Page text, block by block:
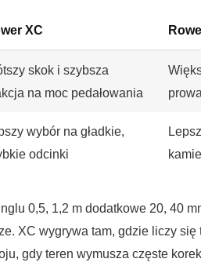
XC
skok i szybsza
na moc pedałowania
wybór na gładkie,
odcinki
0,5, 1,2 m dodatkowe 20, 40
XC wygrywa tam, gdzie liczy
gdy teren wymusza częste